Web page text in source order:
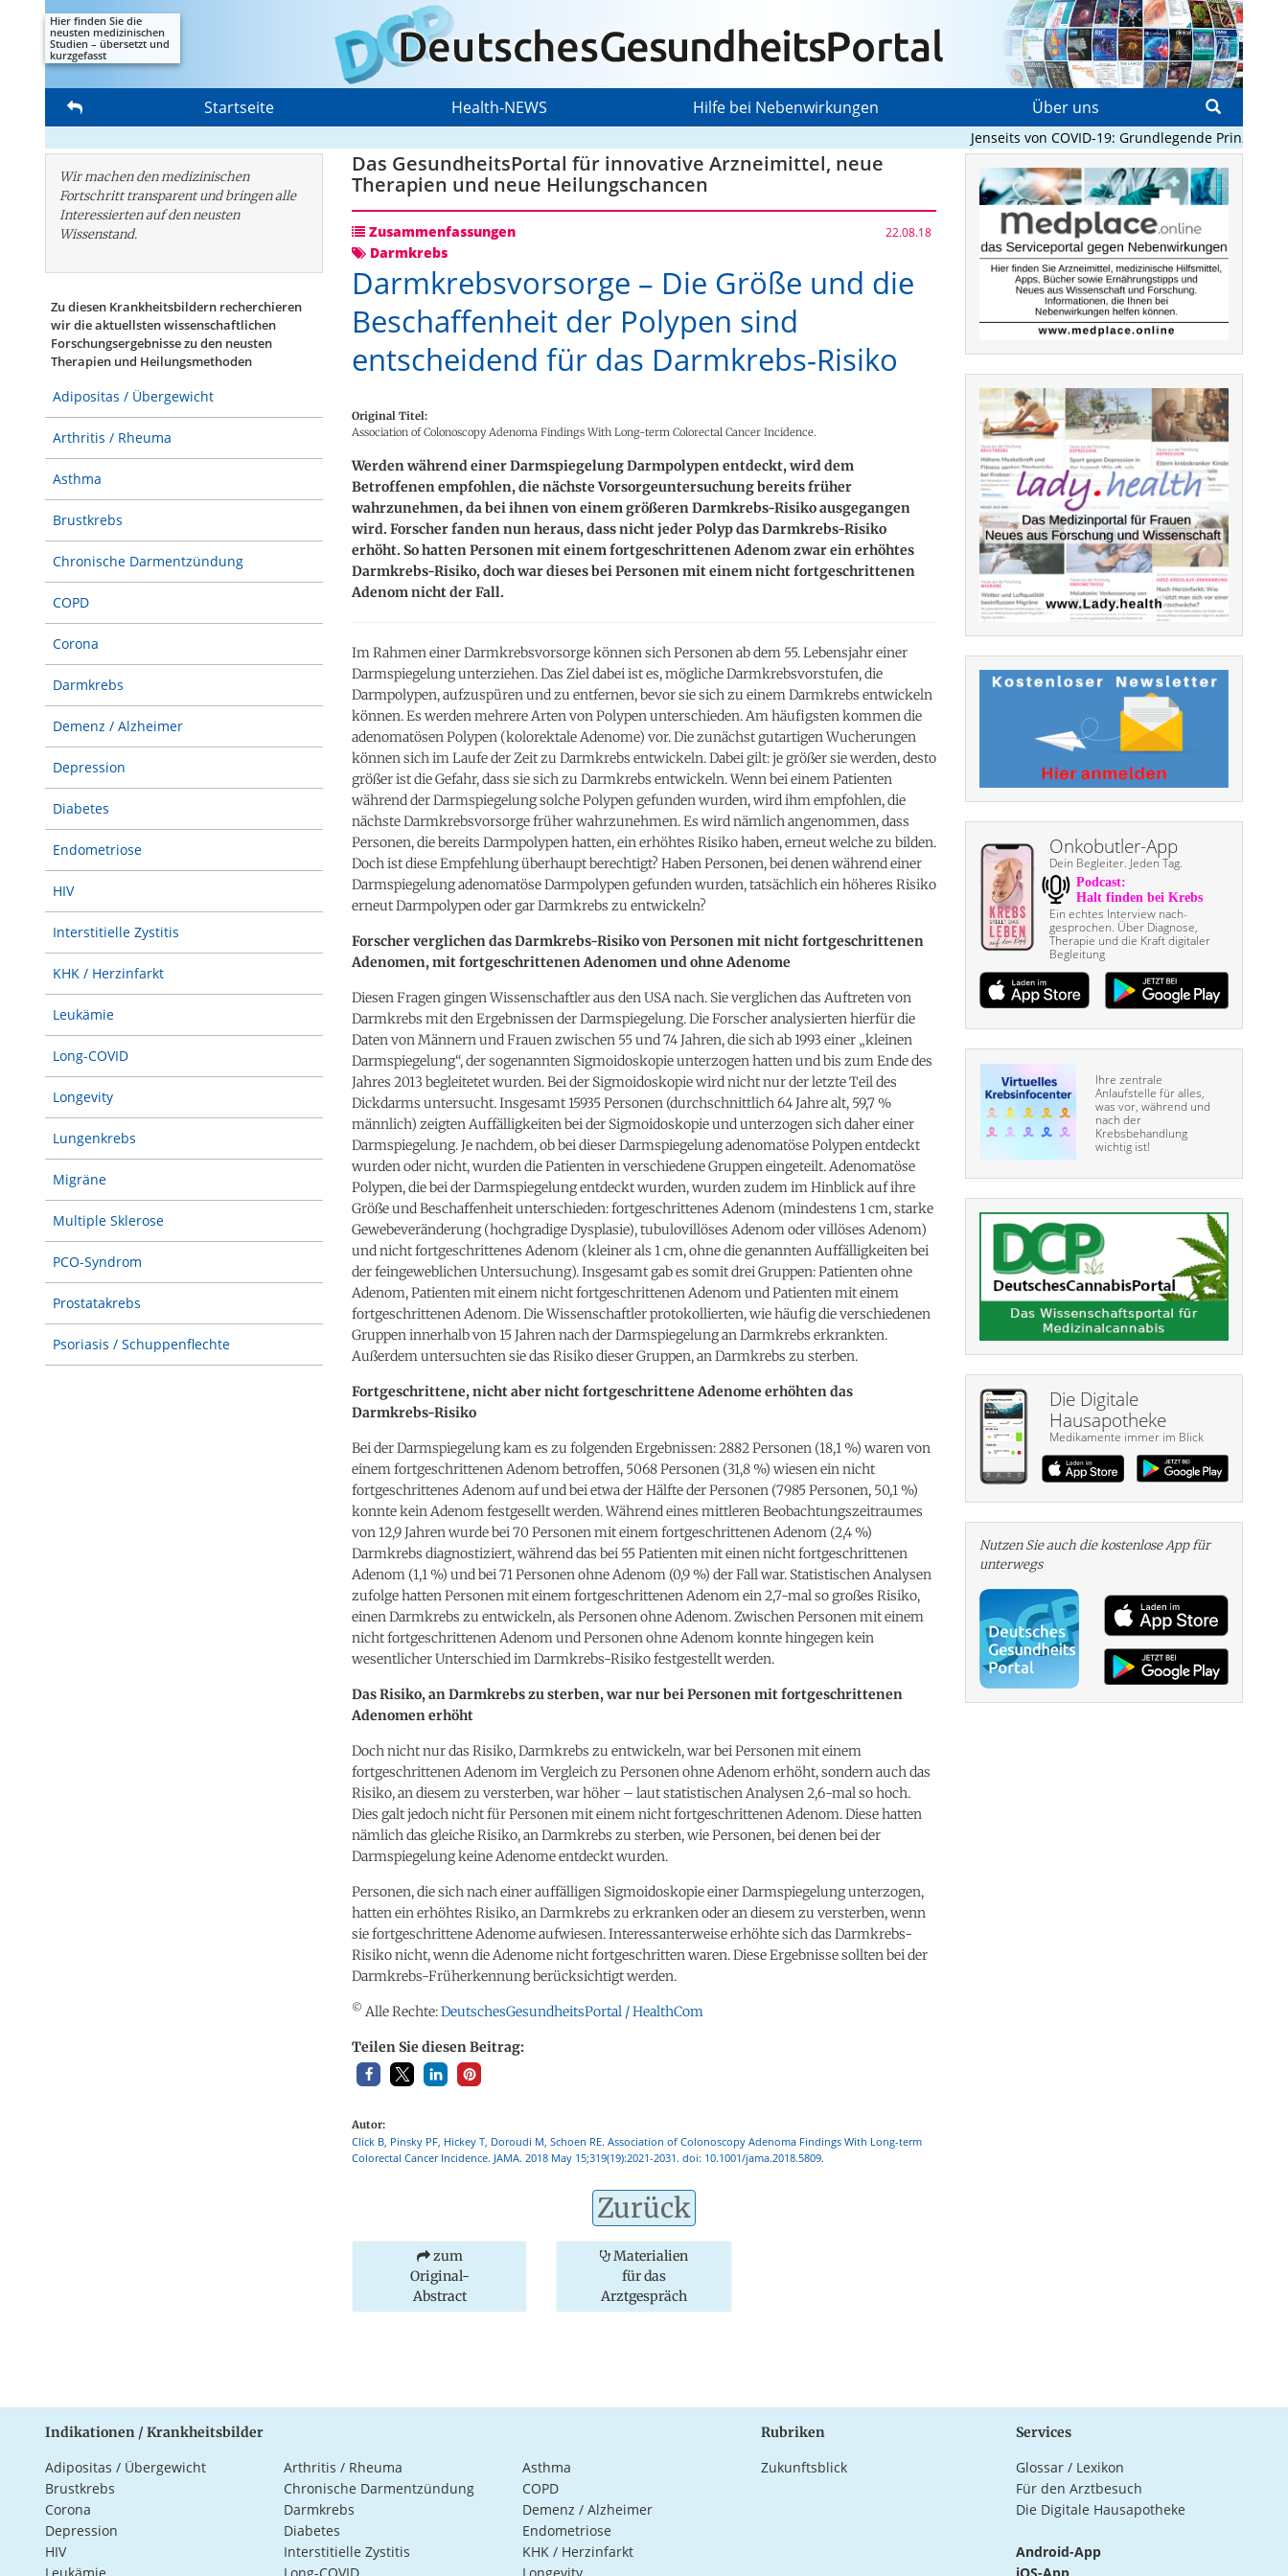
Hier finden Sie die
neusten medizinischen
Studien – übersetzt und
kurzgefasst
Startseite Health-NEWS Hilfe bei Nebenwirkungen Über uns
Jenseits von COVID-19: Grundlegende Prinzipien, die
Wir machen den medizinischen
Fortschritt transparent und bringen alle
Interessierten auf den neusten
Wissenstand.
Zu diesen Krankheitsbildern recherchieren
wir die aktuellsten wissenschaftlichen
Forschungs­ergebnisse zu den neusten
Therapien und Heilungsmethoden
Adipositas / Übergewicht
Arthritis / Rheuma
Asthma
Brustkrebs
Chronische Darmentzündung
COPD
Corona
Darmkrebs
Demenz / Alzheimer
Depression
Diabetes
Endometriose
HIV
Interstitielle Zystitis
KHK / Herzinfarkt
Leukämie
Long-COVID
Longevity
Lungenkrebs
Migräne
Multiple Sklerose
PCO-Syndrom
Prostatakrebs
Psoriasis / Schuppenflechte
Das GesundheitsPortal für innovative Arzneimittel, neue
Therapien und neue Heilungschancen
Zusammenfassungen 22.08.18
Darmkrebs
Darmkrebsvorsorge – Die Größe und die
Beschaffenheit der Polypen sind
entscheidend für das Darmkrebs-Risiko
Original Titel:
Association of Colonoscopy Adenoma Findings With Long-term Colorectal Cancer Incidence.
Werden während einer Darmspiegelung Darmpolypen entdeckt, wird dem
Betroffenen empfohlen, die nächste Vorsorgeuntersuchung bereits früher
wahrzunehmen, da bei ihnen von einem größeren Darmkrebs-Risiko ausgegangen
wird. Forscher fanden nun heraus, dass nicht jeder Polyp das Darmkrebs-Risiko
erhöht. So hatten Personen mit einem fortgeschrittenen Adenom zwar ein erhöhtes
Darmkrebs-Risiko, doch war dieses bei Personen mit einem nicht fortgeschrittenen
Adenom nicht der Fall.
Im Rahmen einer Darmkrebsvorsorge können sich Personen ab dem 55. Lebensjahr einer
Darmspiegelung unterziehen. Das Ziel dabei ist es, mögliche Darmkrebsvorstufen, die
Darmpolypen, aufzuspüren und zu entfernen, bevor sie sich zu einem Darmkrebs entwickeln
können. Es werden mehrere Arten von Polypen unterschieden. Am häufigsten kommen die
adenomatösen Polypen (kolorektale Adenome) vor. Die zunächst gutartigen Wucherungen
können sich im Laufe der Zeit zu Darmkrebs entwickeln. Dabei gilt: je größer sie werden, desto
größer ist die Gefahr, dass sie sich zu Darmkrebs entwickeln. Wenn bei einem Patienten
während der Darmspiegelung solche Polypen gefunden wurden, wird ihm empfohlen, die
nächste Darmkrebsvorsorge früher wahrzunehmen. Es wird nämlich angenommen, dass
Personen, die bereits Darmpolypen hatten, ein erhöhtes Risiko haben, erneut welche zu bilden.
Doch ist diese Empfehlung überhaupt berechtigt? Haben Personen, bei denen während einer
Darmspiegelung adenomatöse Darmpolypen gefunden wurden, tatsächlich ein höheres Risiko
erneut Darmpolypen oder gar Darmkrebs zu entwickeln?
Forscher verglichen das Darmkrebs-Risiko von Personen mit nicht fortgeschrittenen
Adenomen, mit fortgeschrittenen Adenomen und ohne Adenome
Diesen Fragen gingen Wissenschaftler aus den USA nach. Sie verglichen das Auftreten von
Darmkrebs mit den Ergebnissen der Darmspiegelung. Die Forscher analysierten hierfür die
Daten von Männern und Frauen zwischen 55 und 74 Jahren, die sich ab 1993 einer „kleinen
Darmspiegelung“, der sogenannten Sigmoidoskopie unterzogen hatten und bis zum Ende des
Jahres 2013 begleitetet wurden. Bei der Sigmoidoskopie wird nicht nur der letzte Teil des
Dickdarms untersucht. Insgesamt 15935 Personen (durchschnittlich 64 Jahre alt, 59,7 %
männlich) zeigten Auffälligkeiten bei der Sigmoidoskopie und unterzogen sich daher einer
Darmspiegelung. Je nachdem, ob bei dieser Darmspiegelung adenomatöse Polypen entdeckt
wurden oder nicht, wurden die Patienten in verschiedene Gruppen eingeteilt. Adenomatöse
Polypen, die bei der Darmspiegelung entdeckt wurden, wurden zudem im Hinblick auf ihre
Größe und Beschaffenheit unterschieden: fortgeschrittenes Adenom (mindestens 1 cm, starke
Gewebeveränderung (hochgradige Dysplasie), tubulovillöses Adenom oder villöses Adenom)
und nicht fortgeschrittenes Adenom (kleiner als 1 cm, ohne die genannten Auffälligkeiten bei
der feingeweblichen Untersuchung). Insgesamt gab es somit drei Gruppen: Patienten ohne
Adenom, Patienten mit einem nicht fortgeschrittenen Adenom und Patienten mit einem
fortgeschrittenen Adenom. Die Wissenschaftler protokollierten, wie häufig die verschiedenen
Gruppen innerhalb von 15 Jahren nach der Darmspiegelung an Darmkrebs erkrankten.
Außerdem untersuchten sie das Risiko dieser Gruppen, an Darmkrebs zu sterben.
Fortgeschrittene, nicht aber nicht fortgeschrittene Adenome erhöhten das
Darmkrebs-Risiko
Bei der Darmspiegelung kam es zu folgenden Ergebnissen: 2882 Personen (18,1 %) waren von
einem fortgeschrittenen Adenom betroffen, 5068 Personen (31,8 %) wiesen ein nicht
fortgeschrittenes Adenom auf und bei etwa der Hälfte der Personen (7985 Personen, 50,1 %)
konnte kein Adenom festgesellt werden. Während eines mittleren Beobachtungszeitraumes
von 12,9 Jahren wurde bei 70 Personen mit einem fortgeschrittenen Adenom (2,4 %)
Darmkrebs diagnostiziert, während das bei 55 Patienten mit einen nicht fortgeschrittenen
Adenom (1,1 %) und bei 71 Personen ohne Adenom (0,9 %) der Fall war. Statistischen Analysen
zufolge hatten Personen mit einem fortgeschrittenen Adenom ein 2,7-mal so großes Risiko,
einen Darmkrebs zu entwickeln, als Personen ohne Adenom. Zwischen Personen mit einem
nicht fortgeschrittenen Adenom und Personen ohne Adenom konnte hingegen kein
wesentlicher Unterschied im Darmkrebs-Risiko festgestellt werden.
Das Risiko, an Darmkrebs zu sterben, war nur bei Personen mit fortgeschrittenen
Adenomen erhöht
Doch nicht nur das Risiko, Darmkrebs zu entwickeln, war bei Personen mit einem
fortgeschrittenen Adenom im Vergleich zu Personen ohne Adenom erhöht, sondern auch das
Risiko, an diesem zu versterben, war höher – laut statistischen Analysen 2,6-mal so hoch.
Dies galt jedoch nicht für Personen mit einem nicht fortgeschrittenen Adenom. Diese hatten
nämlich das gleiche Risiko, an Darmkrebs zu sterben, wie Personen, bei denen bei der
Darmspiegelung keine Adenome entdeckt wurden.
Personen, die sich nach einer auffälligen Sigmoidoskopie einer Darmspiegelung unterzogen,
hatten ein erhöhtes Risiko, an Darmkrebs zu erkranken oder an diesem zu versterben, wenn
sie fortgeschrittene Adenome aufwiesen. Interessanterweise erhöhte sich das Darmkrebs-
Risiko nicht, wenn die Adenome nicht fortgeschritten waren. Diese Ergebnisse sollten bei der
Darmkrebs-Früherkennung berücksichtigt werden.
© Alle Rechte:DeutschesGesundheitsPortal / HealthCom
Teilen Sie diesen Beitrag:
Autor:
Click B, Pinsky PF, Hickey T, Doroudi M, Schoen RE. Association of Colonoscopy Adenoma Findings With Long-term
Colorectal Cancer Incidence. JAMA. 2018 May 15;319(19):2021-2031. doi: 10.1001/jama.2018.5809.
Zurück
zum
Original-
Abstract
Materialien
für das
Arztgespräch
Onkobutler-App
Dein Begleiter. Jeden Tag.
Ein echtes Interview nach­
gesprochen. Über Diagnose,
Therapie und die Kraft digitaler
Begleitung
Ihre zentrale
Anlaufstelle für alles,
was vor, während und
nach der
Krebsbehandlung
wichtig ist!
Die Digitale
Hausapotheke
Medikamente immer im Blick
Nutzen Sie auch die kosten­lose App für
unterwegs
Indikationen / Krankheitsbilder
Adipositas / Übergewicht Arthritis / Rheuma
Asthma
Brustkrebs
Chronische Darmentzündung
COPD
Corona
Darmkrebs
Demenz / Alzheimer
Depression
Diabetes
Endometriose
HIV
Interstitielle Zystitis
KHK / Herzinfarkt
Rubriken
Zukunftsblick
Services
Glossar / Lexikon
Für den Arztbesuch
Die Digitale Hausapotheke
Android-App